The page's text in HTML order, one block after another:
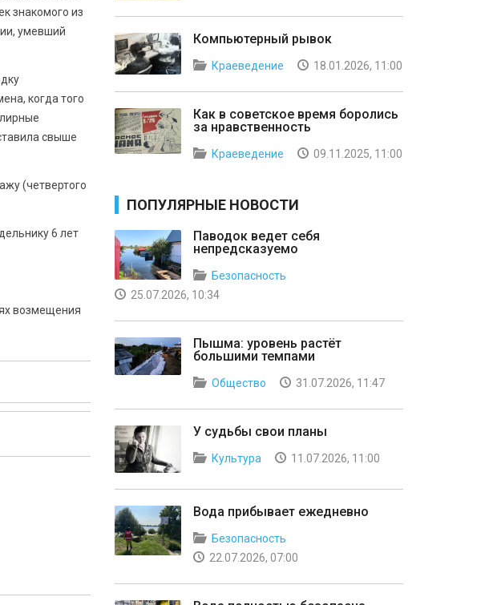
знакомого из
умевший
когда того
свыше
(четвертого
6 лет
возмещения
Компьютерный рывок
Краеведение 18.01.2026, 11:00
Как в советское время боролись
за нравственность
Краеведение 09.11.2025, 11:00
ПОПУЛЯРНЫЕ НОВОСТИ
Паводок ведет себя
непредсказуемо
Безопасность
25.07.2026, 10:34
Пышма: уровень растёт
большими темпами
Общество 31.07.2026, 11:47
У судьбы свои планы
Культура 11.07.2026, 11:00
Вода прибывает ежедневно
Безопасность
22.07.2026, 07:00